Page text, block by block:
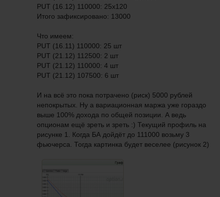
PUT (16.12) 110000: 25х120
Итого зафиксировано: 13000
Что имеем:
PUT (16.11) 110000: 25 шт
PUT (21.12) 112500: 2 шт
PUT (21.12) 110000: 4 шт
PUT (21.12) 107500: 6 шт
И на всё это пока потрачено (риск) 5000 рублей
непокрытых. Ну а вариационная маржа уже гораздо
выше 100% дохода по общей позиции. А ведь
опционам ещё зреть и зреть :) Текущий профиль на
рисунке 1. Когда БА дойдёт до 111000 возьму 3
фьючерса. Тогда картинка будет веселее (рисунок 2)